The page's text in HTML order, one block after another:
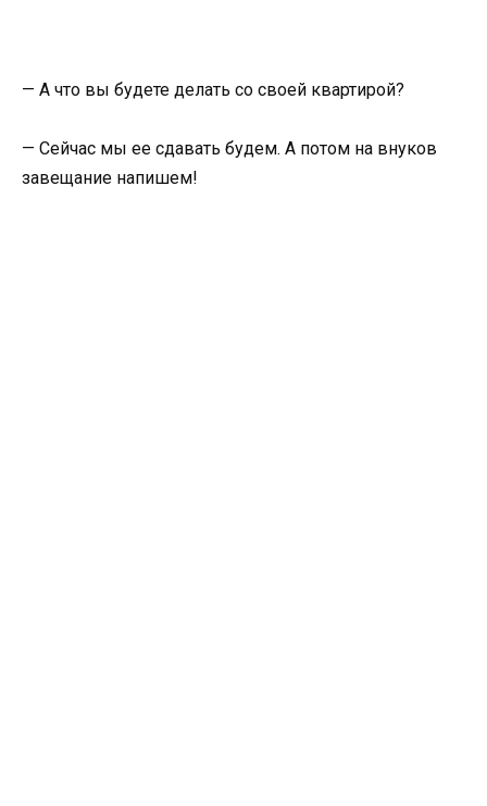
— А что вы будете делать со своей квартирой?
— Сейчас мы ее сдавать будем. А потом на внуков
завещание напишем!